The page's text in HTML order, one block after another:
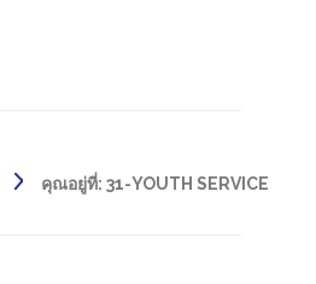
คุณอยู่ที่: 31-YOUTH SERVICE